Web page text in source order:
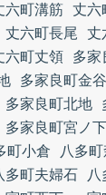
六町溝筋 丈六
丈六町長尾
丈
六町丈領
多家
多家良町金谷
多家良町北地
多家良町宮ノ下
町小倉 八多
多町夫婦石
八